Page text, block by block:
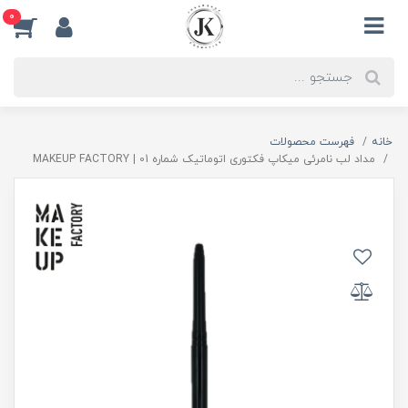
0
خانه
فهرست محصولات
مداد لب نامرئی میکاپ فکتوری اتوماتیک شماره 01 | MAKEUP FACTORY